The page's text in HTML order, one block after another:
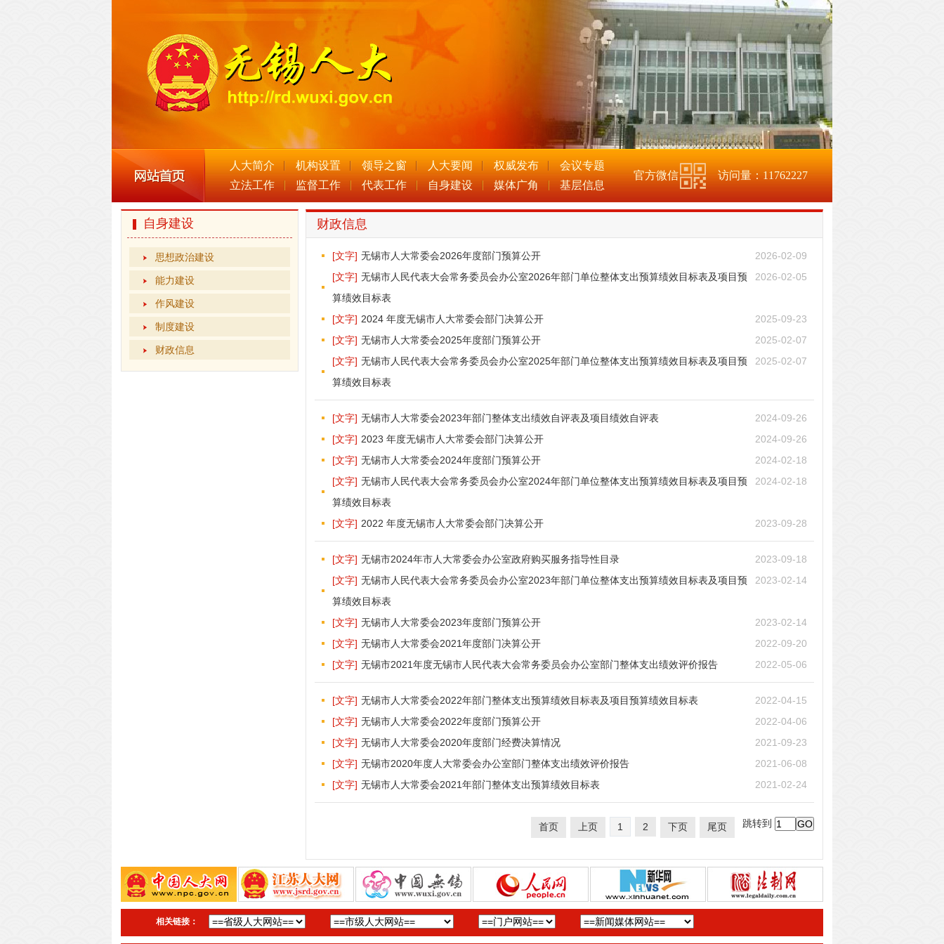
人大简介 机构设置 领导之窗 人大要闻 权威发布
会议专题
立法工作
监督工作 代表工作 自身建设 媒体广角 基层信息
官方微信 访问量： 11762227
自身建设
思想政治建设
能力建设
作风建设
制度建设
财政信息
财政信息
2026-02-09
[文字] 无锡市人大常委会2026年度部门预算公开
2026-02-05
[文字] 无锡市人民代表大会常务委员会办公室2026年部门单位整体支出预算绩效目标表及项目预
算绩效目标表
2025-09-23
[文字] 2024 年度无锡市人大常委会部门决算公开
2025-02-07
[文字] 无锡市人大常委会2025年度部门预算公开
2025-02-07
[文字] 无锡市人民代表大会常务委员会办公室2025年部门单位整体支出预算绩效目标表及项目预
算绩效目标表
2024-09-26
[文字] 无锡市人大常委会2023年部门整体支出绩效自评表及项目绩效自评表
2024-09-26
[文字] 2023 年度无锡市人大常委会部门决算公开
2024-02-18
[文字] 无锡市人大常委会2024年度部门预算公开
2024-02-18
[文字] 无锡市人民代表大会常务委员会办公室2024年部门单位整体支出预算绩效目标表及项目预
算绩效目标表
2023-09-28
[文字] 2022 年度无锡市人大常委会部门决算公开
2023-09-18
[文字] 无锡市2024年市人大常委会办公室政府购买服务指导性目录
2023-02-14
[文字] 无锡市人民代表大会常务委员会办公室2023年部门单位整体支出预算绩效目标表及项目预
算绩效目标表
2023-02-14
[文字] 无锡市人大常委会2023年度部门预算公开
2022-09-20
[文字] 无锡市人大常委会2021年度部门决算公开
2022-05-06
[文字] 无锡市2021年度无锡市人民代表大会常务委员会办公室部门整体支出绩效评价报告
2022-04-15
[文字] 无锡市人大常委会2022年部门整体支出预算绩效目标表及项目预算绩效目标表
2022-04-06
[文字] 无锡市人大常委会2022年度部门预算公开
2021-09-23
[文字] 无锡市人大常委会2020年度部门经费决算情况
2021-06-08
[文字] 无锡市2020年度人大常委会办公室部门整体支出绩效评价报告
2021-02-24
[文字] 无锡市人大常委会2021年部门整体支出预算绩效目标表
首页 上页 1 2 下页 尾页 跳转到
相关链接：